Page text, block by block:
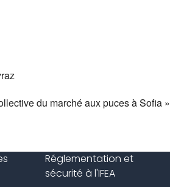
du marché aux puces à Sofia »
Réglementation et
sécurité à l'IFEA